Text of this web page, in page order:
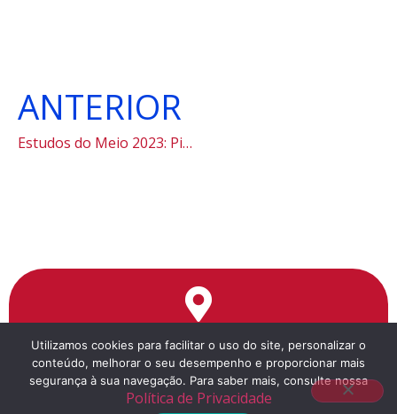
ANTERIOR
Estudos do Meio 2023: Pinacoteca
Endereço
Rua da Cantareira, 1351
a 5 minutos a pé da estação Tiradentes do Metrô
Utilizamos cookies para facilitar o uso do site, personalizar o
conteúdo, melhorar o seu desempenho e proporcionar mais
segurança à sua navegação. Para saber mais, consulte nossa
Política de Privacidade